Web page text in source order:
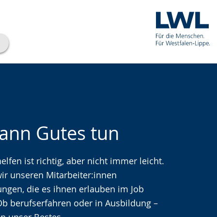
Gutes tun
ist richtig, aber nicht immer leicht.
unseren Mitarbeiter:innen
die es ihnen erlauben im Job
berufserfahren oder in Ausbildung –